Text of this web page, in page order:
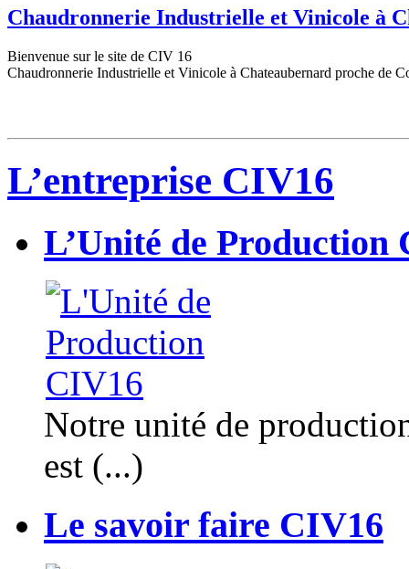
Chaudronnerie Industrielle et Vinicole à
Bienvenue sur le site de CIV 16
Chaudronnerie Industrielle et Vinicole à Chateaubernard proche de
L’entreprise CIV16
L’Unité de Production
Notre unité de
est (...)
Le savoir faire CIV16